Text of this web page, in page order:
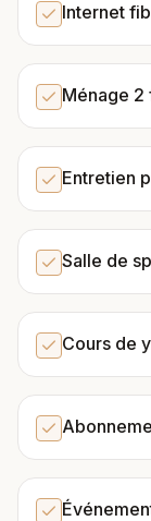
Internet
Ménage 2
Entretien
Salle de
Cours de